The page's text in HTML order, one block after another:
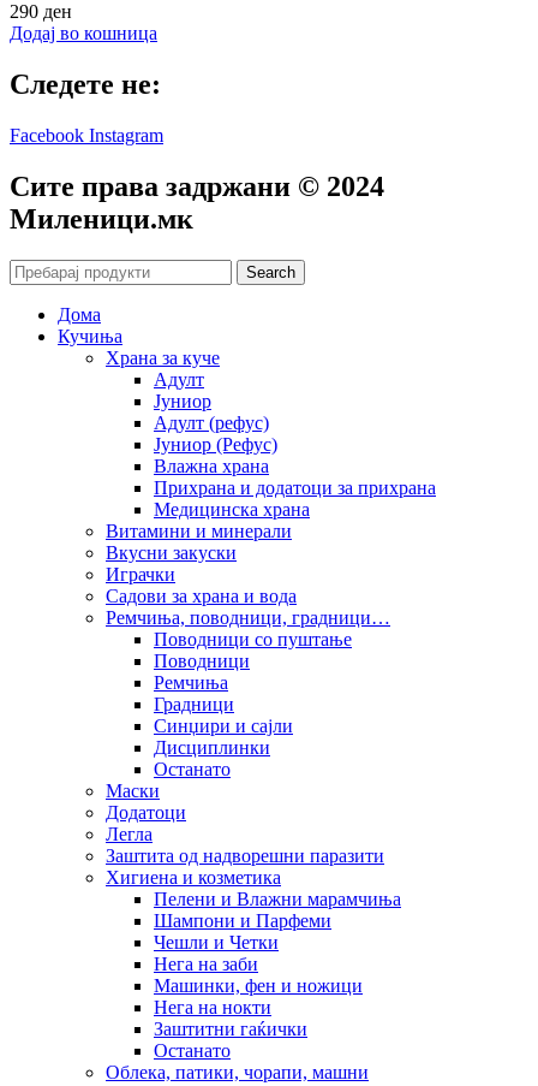
290 ден
Додај во кошница
Следете не:
Facebook Instagram
Сите права задржани © 2024
Mиленици.мк
Search
Дома
Кучиња
Храна за куче
Адулт
Јуниор
Адулт (рефус)
Јуниор (Рефус)
Влажна храна
Прихрана и додатоци за прихрана
Медицинска храна
Витамини и минерали
Вкусни закуски
Играчки
Садови за храна и вода
Ремчиња, поводници, градници…
Поводници со пуштање
Поводници
Ремчиња
Градници
Синџири и сајли
Дисциплинки
Останато
Маски
Додатоци
Легла
Заштита од надворешни паразити
Хигиена и козметика
Пелени и Влажни марамчиња
Шампони и Парфеми
Чешли и Четки
Нега на заби
Машинки, фен и ножици
Нега на нокти
Заштитни гаќички
Останато
Облека, патики, чорапи, машни